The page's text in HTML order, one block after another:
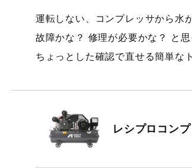
運転しない、コンプレッサから水
故障かな？ 修理が必要かな？ と
ちょっとした確認で直せる簡単な
レシプロコン